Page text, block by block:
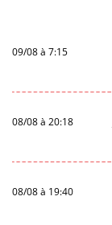
09/08 à 7:15
08/08 à 20:18
08/08 à 19:40